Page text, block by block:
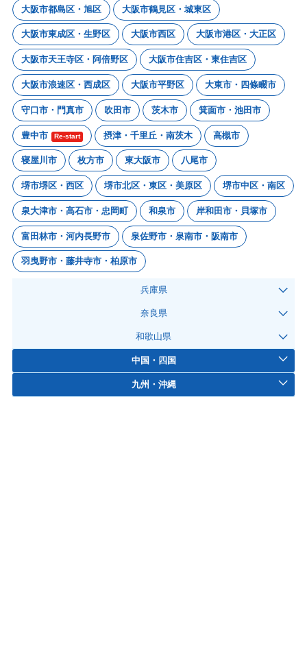
大阪市都島区・旭区 大阪市鶴見区・城東区
大阪市東成区・生野区 大阪市西区 大阪市港区・大正区
大阪市天王寺区・阿倍野区 大阪市住吉区・東住吉区
大阪市浪速区・西成区 大阪市平野区 大東市・四條畷市
守口市・門真市 吹田市 茨木市 箕面市・池田市
豊中市 Re-start 摂津・千里丘・南茨木 高槻市
寝屋川市 枚方市 東大阪市 八尾市
堺市堺区・西区 堺市北区・東区・美原区 堺市中区・南区
泉大津市・高石市・忠岡町 和泉市 岸和田市・貝塚市
富田林市・河内長野市 泉佐野市・泉南市・阪南市
羽曳野市・藤井寺市・柏原市
兵庫県
奈良県
和歌山県
中国・四国
九州・沖縄